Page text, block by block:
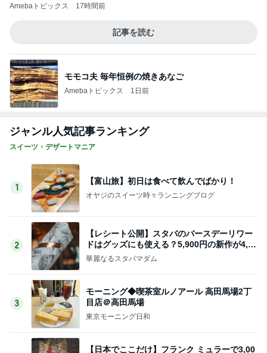
Amebaトピックス 17時間前
記事を読む
モモコ夫 毎年恒例の焼きあなご
Amebaトピックス 1日前
ジャンル人気記事ランキング
スイーツ・デザートマニア
1
【富山旅】初日は食べて飲んでばかり！
オヤジのスイーツ時々ランニングブログ
2
【レシート公開】スタバのバースデーリワー
ドはグッズにも使える？5,900円の新作が4,88
1円に
華麗なるスタバマダム
3
モーニング◆喫茶室ルノアール 高田馬場2丁
目店＠高田馬場
東京モーニング日和
【日本でここだけ】フランク ミュラーで3,00